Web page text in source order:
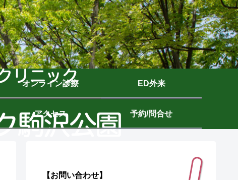
オンライン診療 ED外来
アクセス 予約/問合せ
【お問い合わせ】